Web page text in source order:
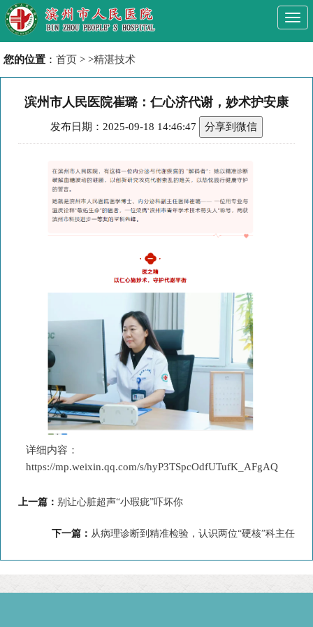
您的位置 ： 首页 > >精湛技术
滨州市人民医院崔璐：仁心济代谢，妙术护安康
发布日期：2025-09-18 14:46:47 分享到微信
详细内容：
https://mp.weixin.qq.com/s/hyP3TSpcOdfUTufK_AFgAQ
上一篇：别让心脏超声“小瑕疵”吓坏你
下一篇： 从病理诊断到精准检验，认识两位“硬核”科主任